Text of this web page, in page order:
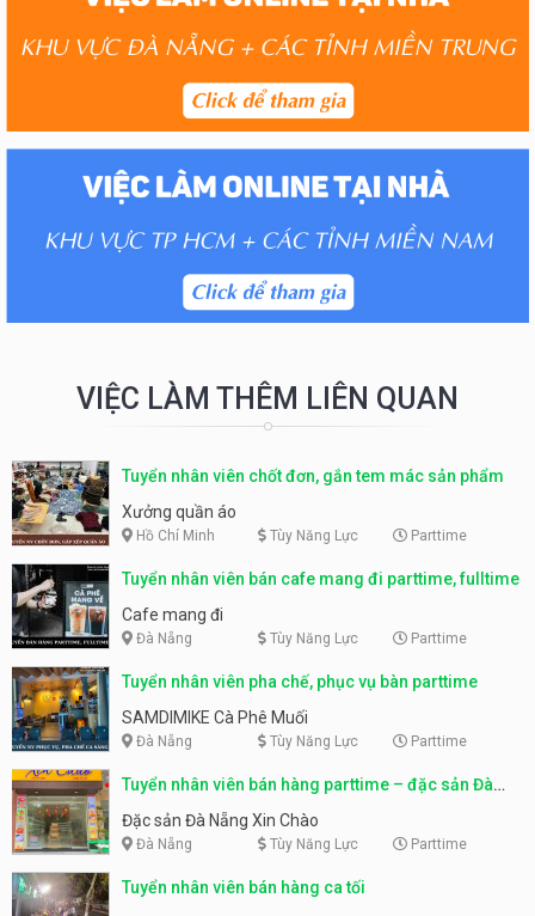
VIỆC LÀM THÊM LIÊN QUAN
Tuyển nhân viên chốt đơn, gắn tem mác sản phẩm
Xưởng quần áo
Hồ Chí Minh Tùy Năng Lực Parttime
Tuyển nhân viên bán cafe mang đi parttime, fulltime
Cafe mang đi
Đà Nẵng Tùy Năng Lực Parttime
Tuyển nhân viên pha chế, phục vụ bàn parttime
SAMDIMIKE Cà Phê Muối
Đà Nẵng Tùy Năng Lực Parttime
Tuyển nhân viên bán hàng parttime – đặc sản Đà
Nẵng
Đặc sản Đà Nẵng Xin Chào
Đà Nẵng Tùy Năng Lực Parttime
Tuyển nhân viên bán hàng ca tối